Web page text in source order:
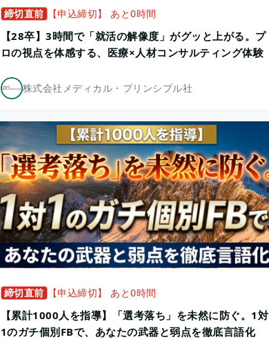
締切直前 【申込締切】 あと0時間
【28卒】3時間で「就活の解像度」がグッと上がる。プ
ロの視点を体感する、医療×人材コンサルティング体験
株式会社メディカル・プリンシプル社
締切直前 【申込締切】 あと0時間
【累計1000人を指導】「選考落ち」を未然に防ぐ。1対
1のガチ個別FBで、あなたの武器と弱点を徹底言語化